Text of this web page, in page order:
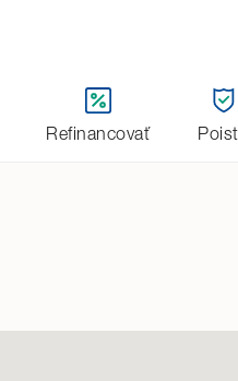
Refinancovať